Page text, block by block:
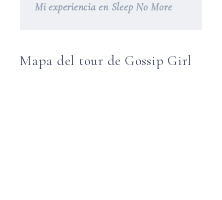
Mi experiencia en Sleep No More
Mapa del tour de Gossip Girl